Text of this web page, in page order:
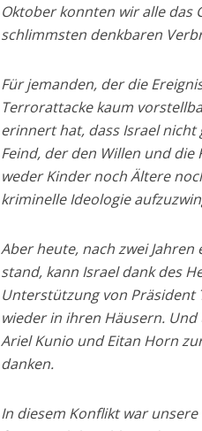
Oktober konnten wir alle das
schlimmsten denkbaren
Für jemanden, der die
Terrorattacke kaum
erinnert hat, dass Israel
Feind, der den Willen und
weder Kinder noch Ältere
kriminelle Ideologie
Aber heute, nach zwei
stand, kann Israel dank des
Unterstützung von Präsident
wieder in ihren Häusern.
Ariel Kunio und Eitan Horn
danken.
In diesem Konflikt war